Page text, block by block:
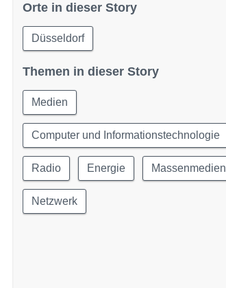
Orte in dieser Story
Düsseldorf
Themen in dieser Story
Medien
Computer und Informationstechnologie
Radio Energie Massenmedien
Netzwerk